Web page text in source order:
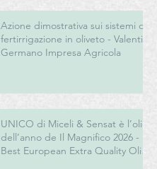
Azione dimostrativa sui sistemi di
fertirrigazione in oliveto - Valentini
Germano Impresa Agricola
UNICO di Miceli & Sensat è l’olio
dell’anno de Il Magnifico 2026 -
Best European Extra Quality Olive